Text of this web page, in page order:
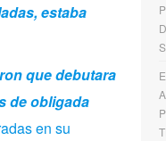
estaba
que debutara
de obligada
en su